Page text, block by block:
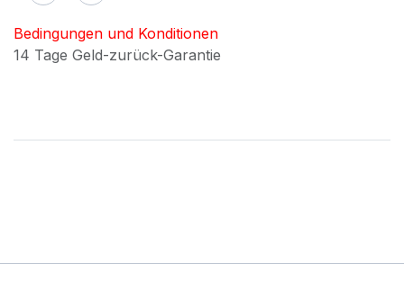
Bedingungen und Konditionen
14 Tage Geld-zurück-Garantie